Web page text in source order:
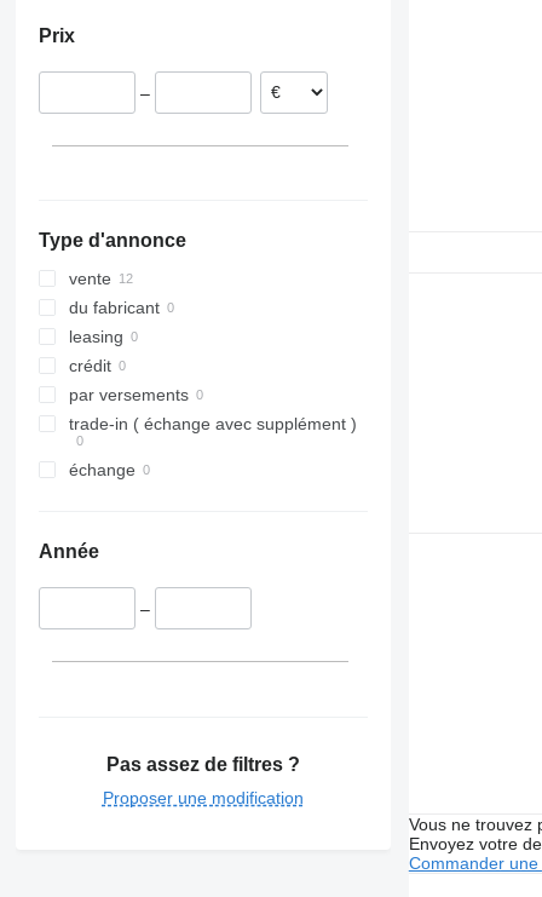
Prix
–
Type d'annonce
vente
du fabricant
leasing
crédit
par versements
trade-in ( échange avec supplément )
échange
Année
–
Pas assez de filtres ?
Proposer une modification
Vous ne trouvez
Envoyez votre
Commander